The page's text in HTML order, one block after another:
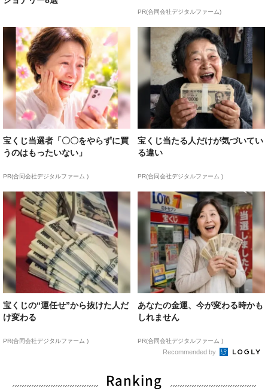
PR(合同会社デジタルファーム)
宝くじ当選者「〇〇をやらずに買
うのはもったいない」
PR(合同会社デジタルファーム )
宝くじ当たる人だけが気づいてい
る違い
PR(合同会社デジタルファーム )
宝くじの“運任せ”から抜けた人だ
け変わる
PR(合同会社デジタルファーム )
あなたの金運、今が変わる時かも
しれません
PR(合同会社デジタルファーム )
Recommended by
Ranking